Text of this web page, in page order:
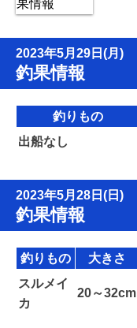
2023年5月29日(月)
釣果情報
釣りもの
出船なし
2023年5月28日(日)
釣果情報
釣りもの 大きさ
スルメイ
カ
20～32cm